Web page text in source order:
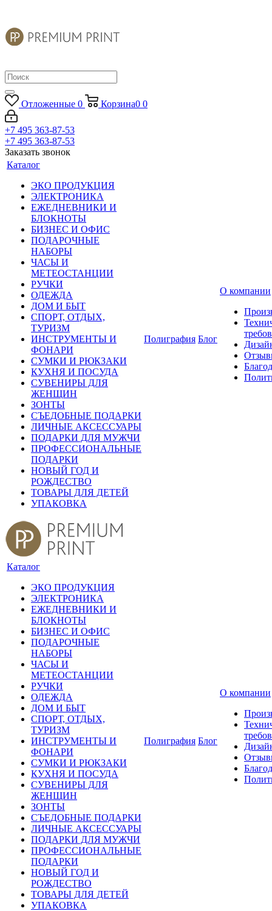
Отложенные 0 Корзина0 0
+7 495 363-87-53
+7 495 363-87-53
Заказать звонок
Каталог
ЭКО ПРОДУКЦИЯ
ЭЛЕКТРОНИКА
ЕЖЕДНЕВНИКИ И
БЛОКНОТЫ
БИЗНЕС И ОФИС
ПОДАРОЧНЫЕ
НАБОРЫ
ЧАСЫ И
МЕТЕОСТАНЦИИ
РУЧКИ
ОДЕЖДА
ДОМ И БЫТ
СПОРТ, ОТДЫХ,
ТУРИЗМ
ИНСТРУМЕНТЫ И
ФОНАРИ
СУМКИ И РЮКЗАКИ
КУХНЯ И ПОСУДА
СУВЕНИРЫ ДЛЯ
ЖЕНЩИН
ЗОНТЫ
СЪЕДОБНЫЕ ПОДАРКИ
ЛИЧНЫЕ АКСЕССУАРЫ
ПОДАРКИ ДЛЯ МУЖЧИ
ПРОФЕССИОНАЛЬНЫЕ
ПОДАРКИ
НОВЫЙ ГОД И
РОЖДЕСТВО
ТОВАРЫ ДЛЯ ДЕТЕЙ
УПАКОВКА
Полиграфия Блог
О компании
Каталог
ЭКО ПРОДУКЦИЯ
ЭЛЕКТРОНИКА
ЕЖЕДНЕВНИКИ И
БЛОКНОТЫ
БИЗНЕС И ОФИС
ПОДАРОЧНЫЕ
НАБОРЫ
ЧАСЫ И
МЕТЕОСТАНЦИИ
РУЧКИ
ОДЕЖДА
ДОМ И БЫТ
СПОРТ, ОТДЫХ,
ТУРИЗМ
ИНСТРУМЕНТЫ И
ФОНАРИ
СУМКИ И РЮКЗАКИ
КУХНЯ И ПОСУДА
СУВЕНИРЫ ДЛЯ
ЖЕНЩИН
ЗОНТЫ
СЪЕДОБНЫЕ ПОДАРКИ
ЛИЧНЫЕ АКСЕССУАРЫ
ПОДАРКИ ДЛЯ МУЖЧИ
ПРОФЕССИОНАЛЬНЫЕ
ПОДАРКИ
НОВЫЙ ГОД И
РОЖДЕСТВО
ТОВАРЫ ДЛЯ ДЕТЕЙ
УПАКОВКА
Полиграфия Блог
О компании